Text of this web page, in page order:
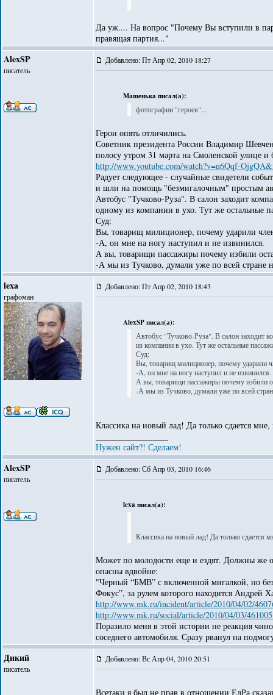
Да уж.... На вопрос "Почему Вы вступили в
правящая партия..."
AlexSP
писатель
Добавлено: Пт Апр 02, 2010 18:27
Машенька писал(а):
фотографии "героев"...
Герои опять отличились.
Советник президента России Владимир
полосу утром 31 марта на Смоленской улице
http://www.youtube.com/watch?v=n6Qqf-
Радует следующее - случайные свидетели
и шли на помощь "безмигалочным" простым
Автобус "Тучково-Руза". В салон заходит
одному из компании в ухо. Тут же остальные
Суд:
Вы, товарищ милиционер, почему ударили
-А, он мне на ногу наступил и не извинился.
А вы, товарищи пассажиры почему избили
-А мы из Тучково, думали уже по всей стране
lexa
графоман
Добавлено: Пт Апр 02, 2010 18:43
AlexSP писал(а):
Автобус "Тучково-Руза". В салон заходит
из компании в ухо. Тут же остальные
Суд:
Вы, товарищ милиционер, почему ударили
-А, он мне на ногу наступил и не извинился.
А вы, товарищи пассажиры почему избили
-А мы из Тучково, думали уже по всей
Классика на новый лад! Да только сдается
Нужен сайт?! Сделаем!
AlexSP
писатель
Добавлено: Сб Апр 03, 2010 16:46
lexa писал(а):
Классика на новый лад! Да только сдается
Может по молодости еще и ездят. Должны же
опасны вдвойне:
"Черный “БМВ” с включенной мигалкой, но
Фокус”, за рулем которого находится Андрей
http://www.mk.ru/incident/article/2010/04/02/
http://www.mk.ru/social/article/2010/04/03/
Поразило меня в этой истории не реакция
соседнего автомобиля. Сразу рванул на
Дикий
писатель
Добавлено: Вс Апр 04, 2010 20:51
Всетаки я был не прав в отношении ЕдРа